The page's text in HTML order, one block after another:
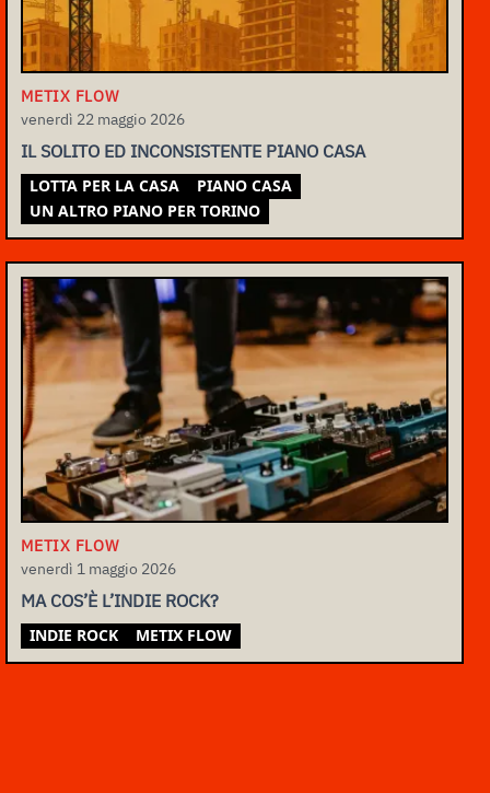
METIX FLOW
venerdì 22 maggio 2026
IL SOLITO ED INCONSISTENTE PIANO CASA
LOTTA PER LA CASA
PIANO CASA
UN ALTRO PIANO PER TORINO
METIX FLOW
venerdì 1 maggio 2026
MA COS’È L’INDIE ROCK?
INDIE ROCK METIX FLOW